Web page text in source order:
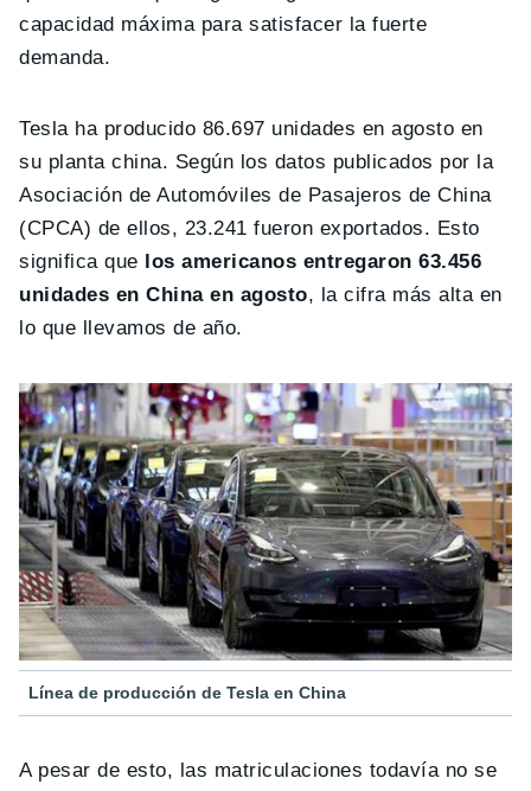
capacidad máxima para satisfacer la fuerte
demanda.
Tesla ha producido 86.697 unidades en agosto en
su planta china. Según los datos publicados por la
Asociación de Automóviles de Pasajeros de China
(CPCA) de ellos, 23.241 fueron exportados. Esto
significa que
los americanos entregaron 63.456
unidades en China en agosto, la cifra más alta en
lo que llevamos de año.
Línea de producción de Tesla en China
A pesar de esto, las matriculaciones todavía no se